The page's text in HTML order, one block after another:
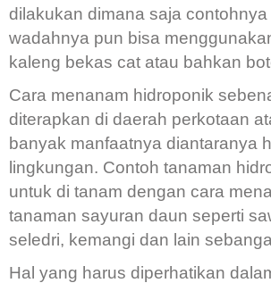
dilakukan dimana saja contohnya
wadahnya pun bisa
kaleng bekas cat atau bahkan
Cara menanam hidroponik
diterapkan di daerah perkotaan
banyak manfaatnya diantaranya
lingkungan. Contoh tanaman
untuk di tanam dengan cara
tanaman sayuran daun seperti
seledri, kemangi dan lain
Hal yang harus diperhatikan